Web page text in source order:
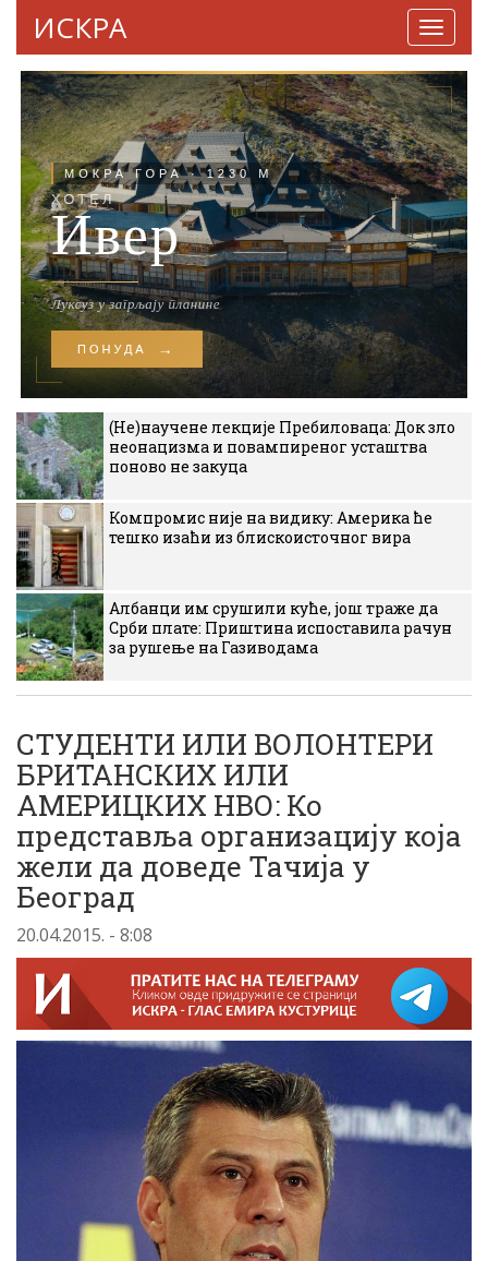
ИСКРА
(Не)научене лекције Пребиловаца: Док зло
неонацизма и повампиреног усташтва
поново не закуца
Компромис није на видику: Америка ће
тешко изаћи из блискоисточног вира
Албанци им срушили куће, још траже да
Срби плате: Приштина испоставила рачун
за рушење на Газиводама
СТУДЕНТИ ИЛИ ВОЛОНТЕРИ
БРИТАНСКИХ ИЛИ
АМЕРИЦКИХ НВО: Ко
представља организацију која
жели да доведе Тачија у
Београд
20.04.2015. - 8:08